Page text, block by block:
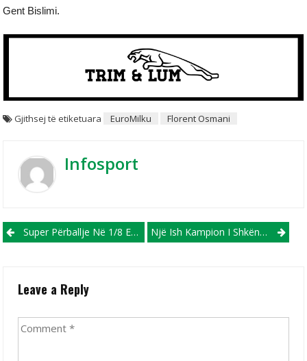
Gent Bislimi.
Gjithsej të etiketuara EuroMilku Florent Osmani
Infosport
Post navigation
Super Përballje Në 1/8 E Finales, Shkëndija-Rabotniçki Një Ish Kampion I Shkëndijës, I Bashkohet Skopjes
Leave a Reply